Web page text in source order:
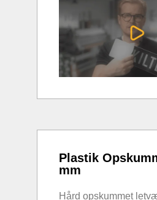
Plastik
mm
Hård opskummet